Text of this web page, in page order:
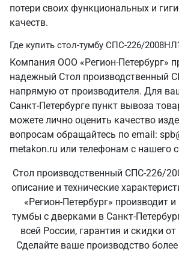
потери своих функциональных и
качеств.
Где купить стол-тумбу СПС-226/
Компания ООО «Регион-Петербург»
надежный Стол производственный
напрямую от производителя. Для
Санкт‑Петербурге пункт вывоза
можете лично оценить качество
вопросам обращайтесь по email:
metakon.ru или телефонам с нашего
Стол производственный СПС-226/
описание и технические
«Регион-Петербург» производит
тумбы с дверками в
всей России, гарантия и скидки
Сделайте ваше производство